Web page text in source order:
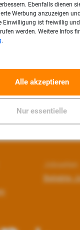
Jobseiten
Beliebte
Ebenfalls dienen
Werbung anzuzeigen
Einwilligung ist freiwillig
werden. Weitere Infos
.
Alle akzeptieren
Nur essentielle